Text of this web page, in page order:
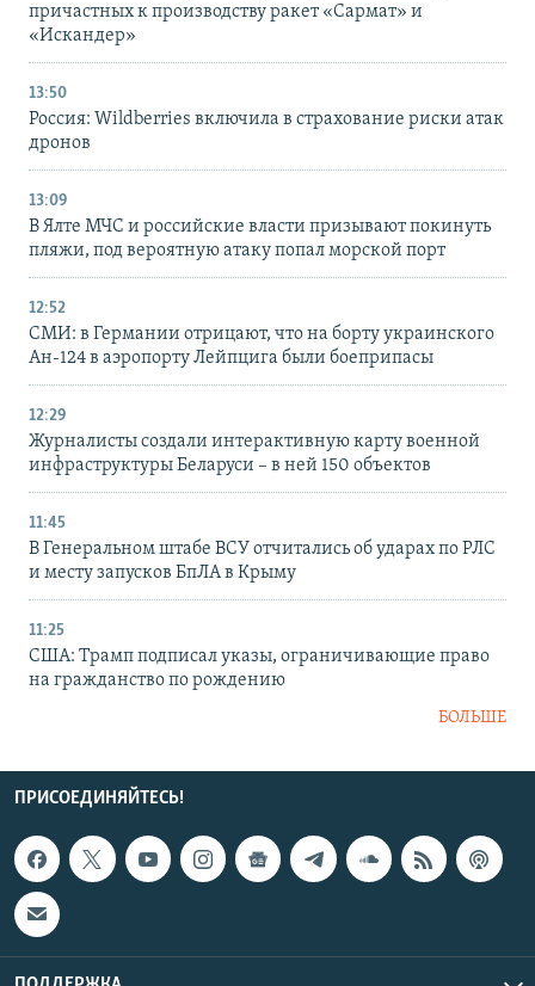
причастных к производству ракет «Сармат» и
«Искандер»
13:50
Россия: Wildberries включила в страхование риски атак
дронов
13:09
В Ялте МЧС и российские власти призывают покинуть
пляжи, под вероятную атаку попал морской порт
12:52
СМИ: в Германии отрицают, что на борту украинского
Ан-124 в аэропорту Лейпцига были боеприпасы
12:29
Журналисты создали интерактивную карту военной
инфраструктуры Беларуси – в ней 150 объектов
11:45
В Генеральном штабе ВСУ отчитались об ударах по РЛС
и месту запусков БпЛА в Крыму
11:25
США: Трамп подписал указы, ограничивающие право
на гражданство по рождению
БОЛЬШЕ
ПРИСОЕДИНЯЙТЕСЬ!